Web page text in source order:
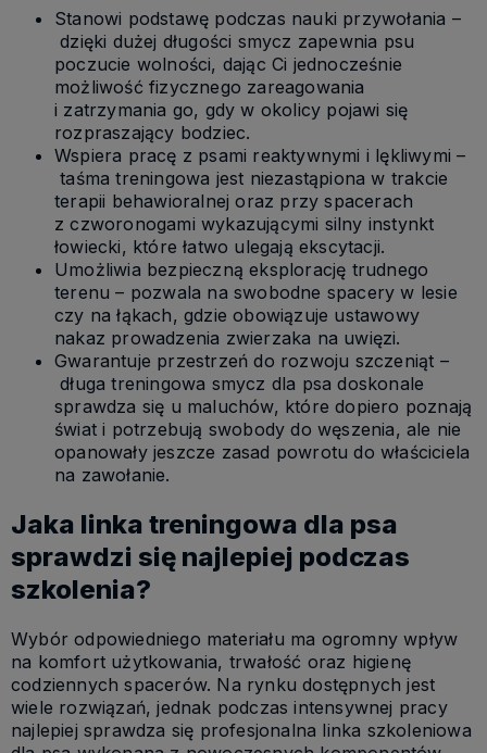
Stanowi podstawę podczas nauki przywołania –
dzięki dużej długości smycz zapewnia psu
poczucie wolności, dając Ci jednocześnie
możliwość fizycznego zareagowania
i zatrzymania go, gdy w okolicy pojawi się
rozpraszający bodziec.
Wspiera pracę z psami reaktywnymi i lękliwymi –
taśma treningowa jest niezastąpiona w trakcie
terapii behawioralnej oraz przy spacerach
z czworonogami wykazującymi silny instynkt
łowiecki, które łatwo ulegają ekscytacji.
Umożliwia bezpieczną eksplorację trudnego
terenu – pozwala na swobodne spacery w lesie
czy na łąkach, gdzie obowiązuje ustawowy
nakaz prowadzenia zwierzaka na uwięzi.
Gwarantuje przestrzeń do rozwoju szczeniąt –
długa treningowa smycz dla psa doskonale
sprawdza się u maluchów, które dopiero poznają
świat i potrzebują swobody do węszenia, ale nie
opanowały jeszcze zasad powrotu do właściciela
na zawołanie.
Jaka linka treningowa dla psa
sprawdzi się najlepiej podczas
szkolenia?
Wybór odpowiedniego materiału ma ogromny wpływ
na komfort użytkowania, trwałość oraz higienę
codziennych spacerów. Na rynku dostępnych jest
wiele rozwiązań, jednak podczas intensywnej pracy
najlepiej sprawdza się profesjonalna linka szkoleniowa